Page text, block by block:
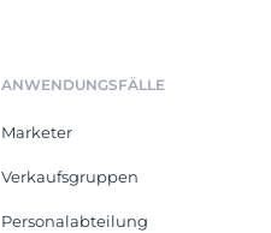
ANWENDUNGSFÄLLE
Marketer
Verkaufsgruppen
Personalabteilung